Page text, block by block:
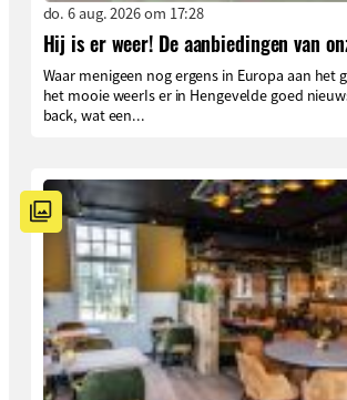
do. 6 aug. 2026 om 17:28
Hij is er weer! De aanbiedingen van
Waar menigeen nog ergens in Europa aan het
het mooie weerIs er in Hengevelde goed
back, wat een...